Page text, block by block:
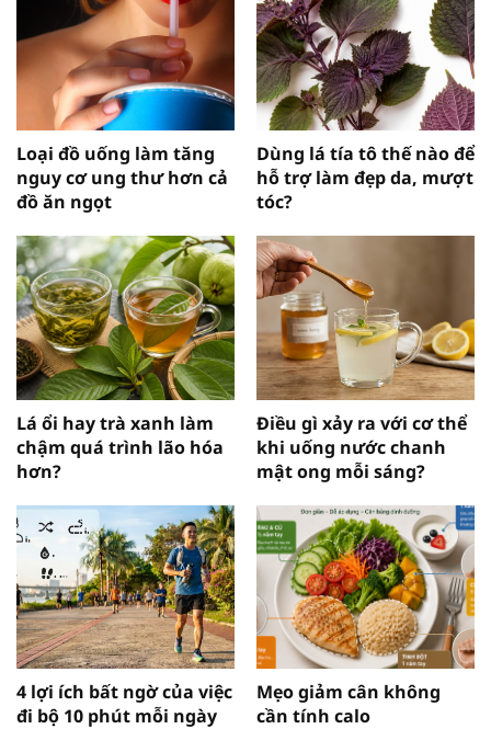
Loại đồ uống làm tăng
nguy cơ ung thư hơn cả
đồ ăn ngọt
Dùng lá tía tô thế nào để
hỗ trợ làm đẹp da, mượt
tóc?
Lá ổi hay trà xanh làm
chậm quá trình lão hóa
hơn?
Điều gì xảy ra với cơ thể
khi uống nước chanh
mật ong mỗi sáng?
4 lợi ích bất ngờ của việc
đi bộ 10 phút mỗi ngày
Mẹo giảm cân không
cần tính calo